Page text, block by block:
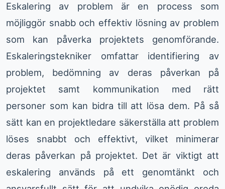
Eskalering av problem är en process som
möjliggör snabb och effektiv lösning av problem
som kan påverka projektets genomförande.
Eskaleringstekniker omfattar identifiering av
problem, bedömning av deras påverkan på
projektet samt kommunikation med rätt
personer som kan bidra till att lösa dem. På så
sätt kan en projektledare säkerställa att problem
löses snabbt och effektivt, vilket minimerar
deras påverkan på projektet. Det är viktigt att
eskalering används på ett genomtänkt och